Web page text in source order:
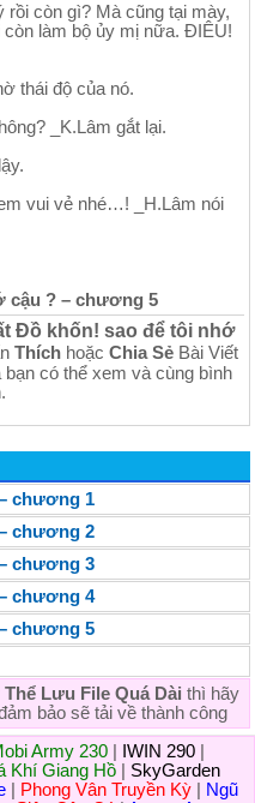
rồi còn gì? Mà cũng tại mày,
còn làm bộ ủy mị nữa. ĐIÊU!
thái độ của nó.
_K.Lâm gắt lại.
vui vẻ nhé…! _H.Lâm nói
cậu ? – chương 5
Đồ khốn! sao để tôi nhớ
Thíchhoặc Chia SẻBài Viết
bạn có thể xem và cùng bình
chương 1
chương 2
chương 3
chương 4
chương 5
Thể Lưu File Quá Dài thì hãy
bảo sẽ tải về thành công
Army 230 IWIN 290
Khí Giang Hồ
SkyGarden
Phong Vân Truyền Kỳ
Ngũ